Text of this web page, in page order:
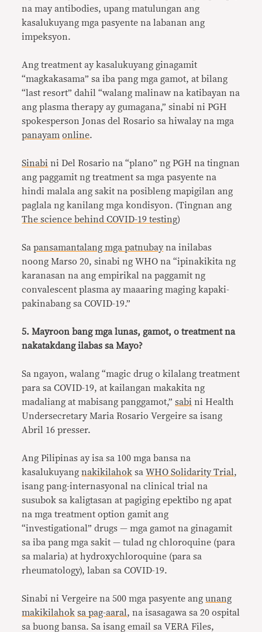
na may antibodies, upang matulungan ang
kasalukuyang mga pasyente na labanan ang
impeksyon.
Ang treatment ay kasalukuyang ginagamit
“magkakasama” sa iba pang mga gamot, at bilang
“last resort” dahil “walang malinaw na katibayan na
ang plasma therapy ay gumagana,” sinabi ni PGH
spokesperson Jonas del Rosario sa hiwalay na mga
panayam online.
Sinabi ni Del Rosario na “plano” ng PGH na tingnan
ang paggamit ng treatment sa mga pasyente na
hindi malala ang sakit na posibleng mapigilan ang
paglala ng kanilang mga kondisyon. (Tingnan ang
The science behind COVID-19 testing)
Sapansamantalang mga patnubay na inilabas
noong Marso 20, sinabi ng WHO na “ipinakikita ng
karanasan na ang empirikal na paggamit ng
convalescent plasma ay maaaring maging kapaki-
pakinabang sa COVID-19.”
5. Mayroon bang mga lunas, gamot, o treatment na
nakatakdang ilabas sa Mayo?
Sa ngayon, walang “magic drug o kilalang treatment
para sa COVID-19, at kailangan makakita ng
madaliang at mabisang panggamot,”sabi ni Health
Undersecretary Maria Rosario Vergeire sa isang
Abril 16 presser.
Ang Pilipinas ay isa sa 100 mga bansa na
kasalukuyangnakikilahok saWHO Solidarity Trial ,
isang pang-internasyonal na clinical trial na
susubok sa kaligtasan at pagiging epektibo ng apat
na mga treatment option gamit ang
“investigational” drugs — mga gamot na ginagamit
sa iba pang mga sakit — tulad ng chloroquine (para
sa malaria) at hydroxychloroquine (para sa
rheumatology), laban sa COVID-19.
Sinabi ni Vergeire na 500 mga pasyente angunang
makikilahok sa pag-aaral , na isasagawa sa 20 ospital
sa buong bansa. Sa isang email sa VERA Files,